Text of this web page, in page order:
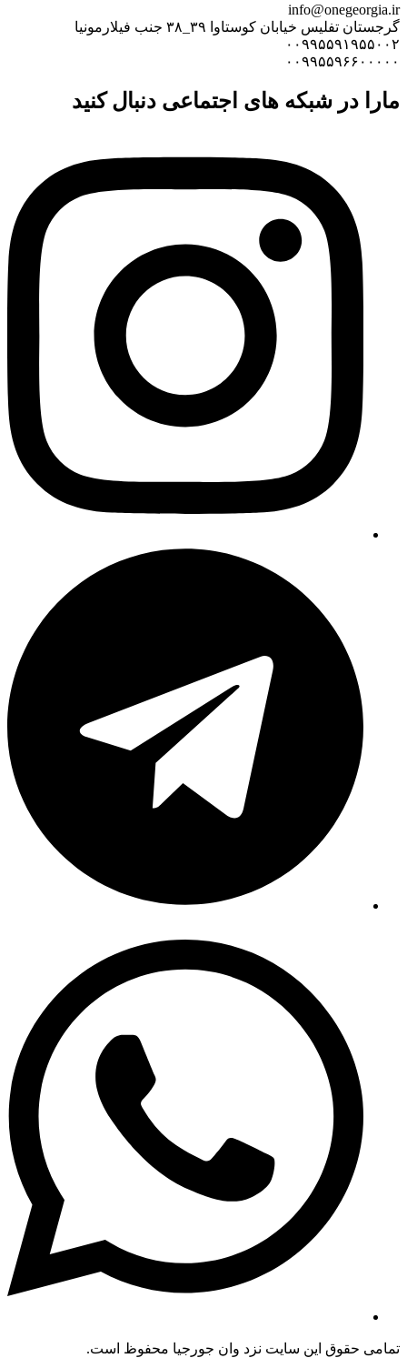
info@onegeorgia.ir
گرجستان تفلیس خیابان کوستاوا ۳۹_۳۸ جنب فیلارمونیا
۰۰۹۹۵۵۹۱۹۵۵۰۰۲
۰۰۹۹۵۵۹۶۶۰۰۰۰۰
مارا در شبکه های اجتماعی دنبال کنید
تمامی حقوق این سایت نزد وان جورجیا محفوظ است.